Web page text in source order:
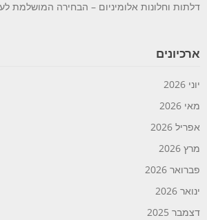
דלתות וחלונות אלומיניום – הבחירה המושלמת
ארכיונים
יוני 2026
מאי 2026
אפריל 2026
מרץ 2026
פברואר 2026
ינואר 2026
דצמבר 2025